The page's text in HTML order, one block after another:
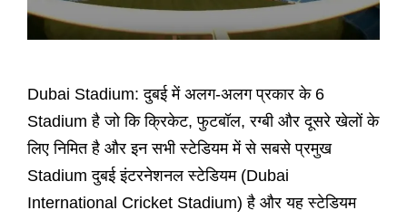
Dubai Stadium: दुबई में अलग-अलग प्रकार के 6
Stadium है जो कि क्रिकेट, फुटबॉल, रग्बी और दूसरे खेलों के
लिए निमित है और इन सभी स्टेडियम में से सबसे प्रमुख
Stadium दुबई इंटरनेशनल स्टेडियम (Dubai
International Cricket Stadium) है और यह स्टेडियम